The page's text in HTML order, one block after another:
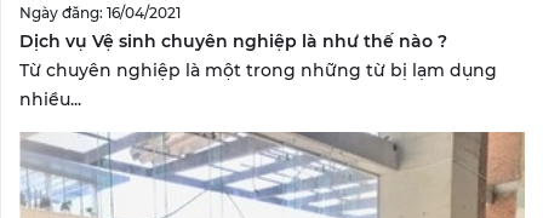
Ngày đăng: 16/04/2021
Dịch vụ Vệ sinh chuyên nghiệp là như thế nào ?
Từ chuyên nghiệp là một trong những từ bị lạm dụng
nhiều...